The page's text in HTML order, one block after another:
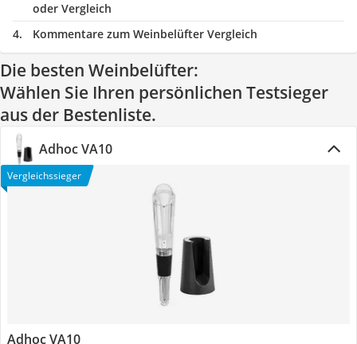
oder Vergleich
Kommentare zum Weinbelüfter Vergleich
Die besten Weinbelüfter:
Wählen Sie Ihren persönlichen Testsieger
aus der Bestenliste.
Adhoc VA10
Vergleichssieger
Adhoc VA10